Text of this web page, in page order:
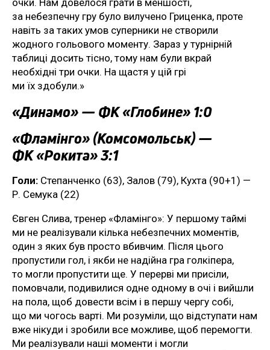
за небезпечну гру було вилучено Гриценка, проте
навіть за таких умов суперники не створили
жодного гольового моменту. Зараз у турнірній
таблиці досить тісно, тому нам були вкрай
необхідні три очки. На щастя у цій грі
ми їх здобули.»
«Динамо» — ФК «Глобине» 1:0
«Фламінго» (Комсомольськ) —
ФК «Рокита» 3:1
Голи: Степанченко (63), Залов (79), Кухта (90+1) —
Р. Семука (22)
Євген Слива, тренер «Фламінго»: У першому таймі
ми не реалізували кілька небезпечних моментів,
один з яких був просто вбивчим. Після цього
пропустили гол, і якби не надійна гра голкіпера,
то могли пропустити ще. У перерві ми присіли,
помовчали, подивилися одне одному в очі і вийшли
на пола, щоб довести всім і в першу чергу собі,
що ми чогось варті. Ми розуміли, що відступати нам
вже нікуди і зробили все можливе, щоб перемогти.
Ми реалізували наші моменти і могли